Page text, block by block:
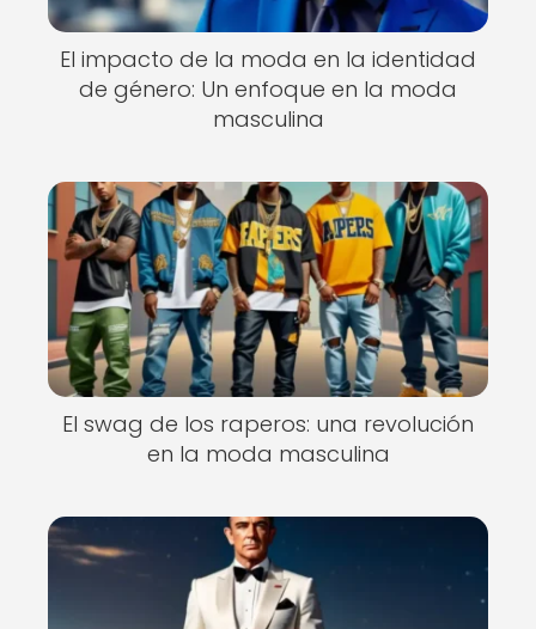
El impacto de la moda en la identidad
de género: Un enfoque en la moda
masculina
El swag de los raperos: una revolución
en la moda masculina